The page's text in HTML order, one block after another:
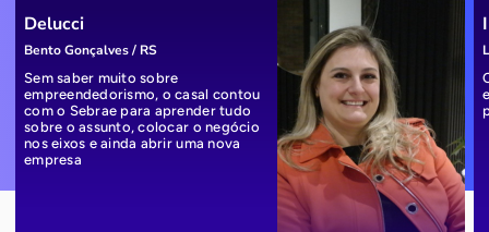
Delucci
Bento Gonçalves / RS
Sem saber muito sobre
empreendedorismo, o casal contou
com o Sebrae para aprender tudo
sobre o assunto, colocar o negócio
nos eixos e ainda abrir uma nova
empresa